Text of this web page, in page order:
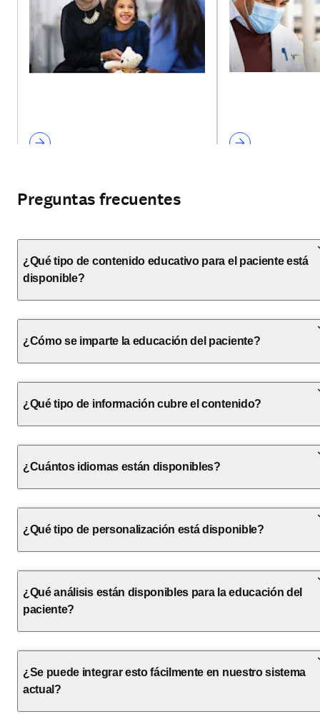
Preguntas frecuentes
¿Qué tipo de contenido educativo para el paciente está
disponible?
¿Cómo se imparte la educación del paciente?
¿Qué tipo de información cubre el contenido?
¿Cuántos idiomas están disponibles?
¿Qué tipo de personalización está disponible?
¿Qué análisis están disponibles para la educación del
paciente?
¿Se puede integrar esto fácilmente en nuestro sistema
actual?